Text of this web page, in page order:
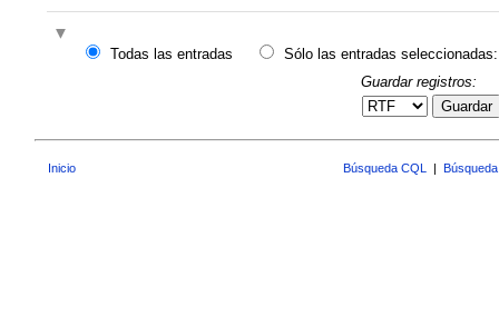
Todas las entradas
Sólo las entradas seleccionadas:
Guardar registros:
Guardar
Inicio Búsqueda CQL